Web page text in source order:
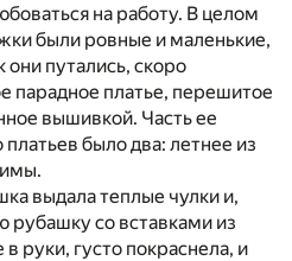
на работу. В целом
были ровные и маленькие,
они путались, скоро
парадное платье, перешитое
вышивкой. Часть ее
было два: летнее из
выдала теплые чулки и,
со вставками из
руки, густо покраснела, и